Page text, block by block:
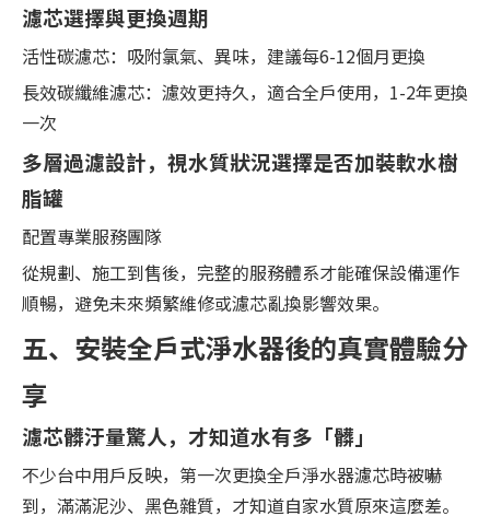
濾芯選擇與更換週期
活性碳濾芯：吸附氯氣、異味，建議每6-12個月更換
長效碳纖維濾芯：濾效更持久，適合全戶使用，1-2年更換
一次
多層過濾設計，視水質狀況選擇是否加裝軟水樹
脂罐
配置專業服務團隊
從規劃、施工到售後，完整的服務體系才能確保設備運作
順暢，避免未來頻繁維修或濾芯亂換影響效果。
五、安裝全戶式淨水器後的真實體驗分
享
濾芯髒汙量驚人，才知道水有多「髒」
不少台中用戶反映，第一次更換全戶淨水器濾芯時被嚇
到，滿滿泥沙、黑色雜質，才知道自家水質原來這麼差。